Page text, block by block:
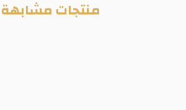
منتجات مشابهة